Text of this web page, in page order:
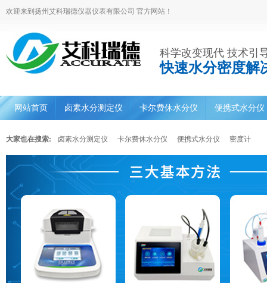
欢迎来到扬州艾科瑞德仪器仪表有限公司 官方网站！
科学改变现代 技术引
快速水分密度解
网站首页 卤素水分测定仪 卡尔费休水分仪 便携式水分仪
大家也在搜索: 卤素水分测定仪 卡尔费休水分仪 便携式水分仪 密度计